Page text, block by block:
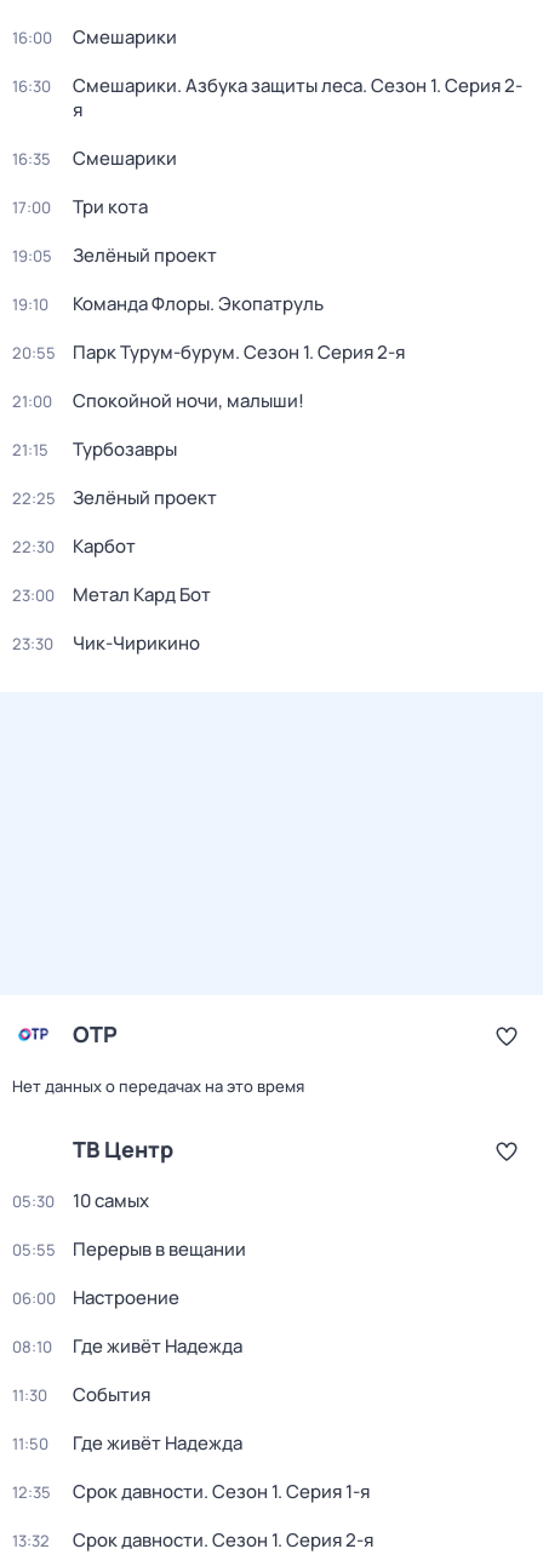
16:00 Смешарики
16:30 Смешарики. Азбука защиты леса. Сезон 1. Серия 2-
я
16:35 Смешарики
17:00 Три кота
19:05 Зелёный проект
19:10 Команда Флоры. Экопатруль
20:55 Парк Турум-бурум. Сезон 1. Серия 2-я
21:00 Спокойной ночи, малыши!
21:15 Турбозавры
22:25 Зелёный проект
22:30 Карбот
23:00 Метал Кард Бот
23:30 Чик-Чирикино
ОТР
Нет данных о передачах на это время
ТВ Центр
05:30 10 самых
05:55 Перерыв в вещании
06:00 Настроение
08:10 Где живёт Надежда
11:30 События
11:50 Где живёт Надежда
12:35 Срок давности. Сезон 1. Серия 1-я
13:32 Срок давности. Сезон 1. Серия 2-я